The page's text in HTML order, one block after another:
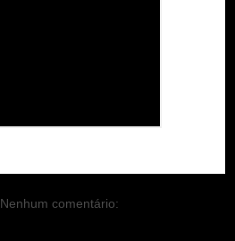
Nenhum comentário: